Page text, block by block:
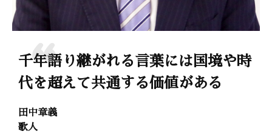
千年語り継がれる言葉には国境や時
代を超えて共通する価値がある
田中章義
歌人